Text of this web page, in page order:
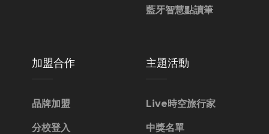
藍牙智慧點讀筆
加盟合作
品牌加盟
分校登入
主題活動
Live時空旅行家
中獎名單